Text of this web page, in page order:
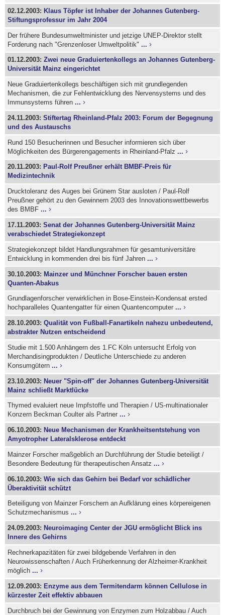
02.12.2003: Klaus Töpfer ist Inhaber der Johannes Gutenberg-
Stiftungsprofessur im Jahr 2004
Der frühere Bundesumweltminister und jetzige UNEP-Direktor stellt
Forderung nach "Grenzenloser Umweltpolitik"...
01.12.2003:Zwei neue Graduiertenkollegs an Johannes Gutenberg-
Universität Mainz eingerichtet
Neue Graduiertenkollegs beschäftigen sich mit grundlegenden
Mechanismen, die zur Fehlentwicklung des Nervensystems und des
Immunsystems führen...
24.11.2003:Stiftertag Rheinland-Pfalz 2003: Forum der Begegnung
und des Austauschs
Rund 150 Besucherinnen und Besucher informieren sich über
Möglichkeiten des Bürgerengagements in Rheinland-Pfalz...
20.11.2003: Paul-Rolf Preußner erhält BMBF-Preis für
Medizintechnik
Drucktoleranz des Auges bei Grünem Star ausloten / Paul-Rolf
Preußner gehört zu den Gewinnern 2003 des Innovationswettbewerbs
des BMBF...
17.11.2003:Senat der Johannes Gutenberg-Universität Mainz
verabschiedet Strategiekonzept
Strategiekonzept bildet Handlungsrahmen für gesamtuniversitäre
Entwicklung in kommenden drei bis fünf Jahren...
30.10.2003: Mainzer und Münchner Forscher bauen ersten
Quanten-Abakus
Grundlagenforscher verwirklichen in Bose-Einstein-Kondensat ersted
hochparalleles Quantengatter für einen Quantencomputer...
28.10.2003:Qualität von Fußball-Fanartikeln nahezu unbedeutend,
abstrakter Nutzen entscheidend
Studie mit 1.500 Anhängern des 1.FC Köln untersucht Erfolg von
Merchandisingprodukten / Deutliche Unterschiede zu anderen
Konsumgütern...
23.10.2003: Neuer "Spin-off" der Johannes Gutenberg-Universität
Mainz schließt Marktlücke
Thymed evaluiert neue Impfstoffe und Therapien / US-multinationaler
Konzern Beckman Coulter als Partner...
06.10.2003: Neue Mechanismen der Krankheitsentstehung von
Amyotropher Lateralsklerose entdeckt
Mainzer Forscher maßgeblich an Durchführung der Studie beteiligt /
Besondere Bedeutung für therapeutischen Ansatz...
06.10.2003:Wie sich das Gehirn bei Bedarf vor schädlicher
Überaktivität schützt
Beteiligung von Mainzer Forschern an Aufklärung eines körpereigenen
Schutzmechanismus...
24.09.2003: Neuroimaging Center der JGU ermöglicht Blick ins
Innere des Gehirns
Rechnerkapazitäten für zwei bildgebende Verfahren in den
Neurowissenschaften / Auch Früherkennung der Alzheimer-Krankheit
möglich...
12.09.2003: Enzyme aus dem Termitendarm können Cellulose in
kürzester Zeit effektiv abbauen
Durchbruch bei der Gewinnung von Enzymen zum Holzabbau / Auch